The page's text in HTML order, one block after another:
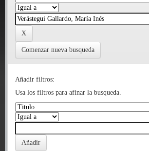
Comenzar nueva busqueda
Añadir filtros:
Usa los filtros para afinar la busqueda.